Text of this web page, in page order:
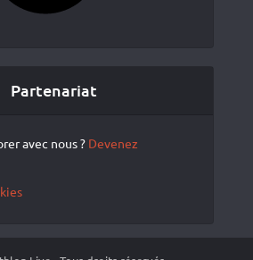
Partenariat
avec nous ? Devenez